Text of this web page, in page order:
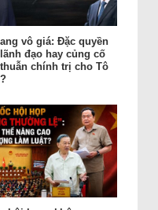
vô giá: Đặc quyền
đạo hay củng cố
chính trị cho Tô